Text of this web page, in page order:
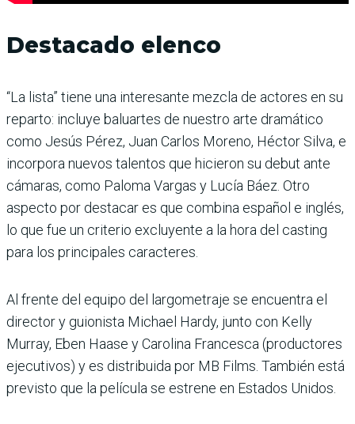
Destacado elenco
“La lista” tiene una interesante mezcla de actores en su
reparto: incluye baluartes de nuestro arte dramático
como Jesús Pérez, Juan Carlos Moreno, Héctor Silva, e
incorpora nuevos talentos que hicieron su debut ante
cámaras, como Paloma Vargas y Lucía Báez. Otro
aspecto por destacar es que combina español e inglés,
lo que fue un criterio excluyente a la hora del casting
para los principales caracteres.
Al frente del equipo del largometraje se encuentra el
director y guionista Michael Hardy, junto con Kelly
Murray, Eben Haase y Carolina Francesca (productores
ejecutivos) y es distribuida por MB Films. También está
previsto que la película se estrene en Estados Unidos.